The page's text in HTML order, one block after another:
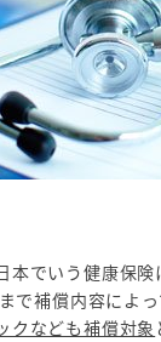
本でいう健康保
で補償内容によ
クなども補償対象